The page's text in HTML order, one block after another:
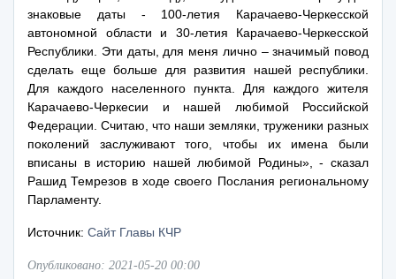
знаковые даты - 100-летия Карачаево-Черкесской
автономной области и 30-летия Карачаево-Черкесской
Республики. Эти даты, для меня лично – значимый повод
сделать еще больше для развития нашей республики.
Для каждого населенного пункта. Для каждого жителя
Карачаево-Черкесии и нашей любимой Российской
Федерации. Считаю, что наши земляки, труженики разных
поколений заслуживают того, чтобы их имена были
вписаны в историю нашей любимой Родины», - сказал
Рашид Темрезов в ходе своего Послания региональному
Парламенту.
Источник: Сайт Главы КЧР
Опубликовано: 2021-05-20 00:00